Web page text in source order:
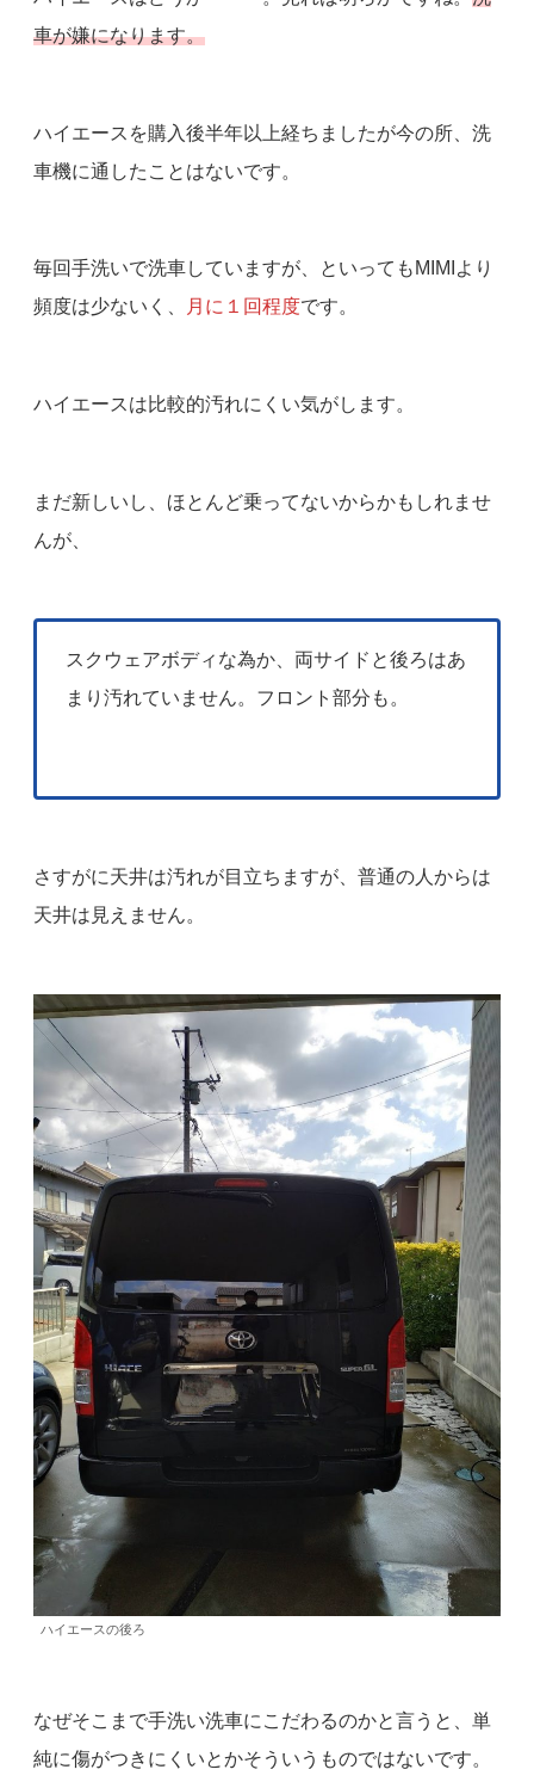
車が嫌になります。
ハイエースを購入後半年以上経ちましたが今の所、洗
車機に通したことはないです。
毎回手洗いで洗車していますが、といってもMIMIより
頻度は少ないく、 月に１回程度です。
ハイエースは比較的汚れにくい気がします。
まだ新しいし、ほとんど乗ってないからかもしれませ
んが、
スクウェアボディな為か、両サイドと後ろはあ
まり汚れていません。フロント部分も。
さすがに天井は汚れが目立ちますが、普通の人からは
天井は見えません。
ハイエースの後ろ
なぜそこまで手洗い洗車にこだわるのかと言うと、単
純に傷がつきにくいとかそういうものではないです。